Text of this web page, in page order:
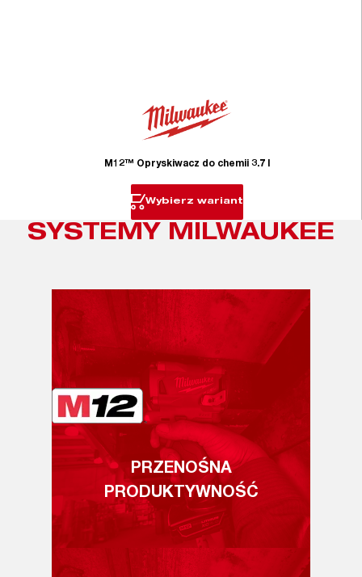
M12™ Opryskiwacz do chemii 3.7 l
Wybierz wariant
SYSTEMY MILWAUKEE
PRZENOŚNA
PRODUKTYWNOŚĆ